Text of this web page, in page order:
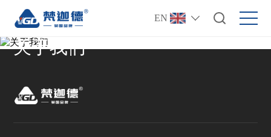
EN
关于我们